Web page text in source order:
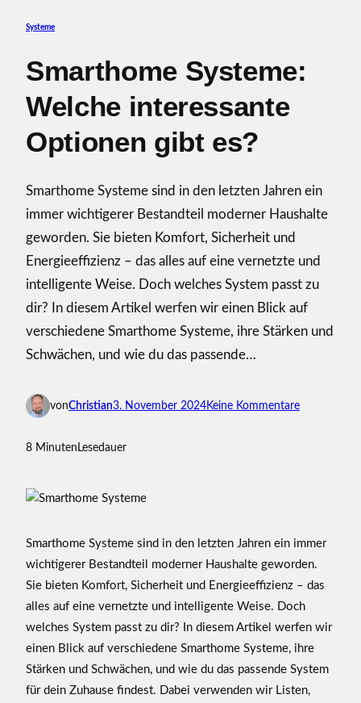
Systeme
Smarthome Systeme:
Welche interessante
Optionen gibt es?
Smarthome Systeme sind in den letzten Jahren ein
immer wichtigerer Bestandteil moderner Haushalte
geworden. Sie bieten Komfort, Sicherheit und
Energieeffizienz – das alles auf eine vernetzte und
intelligente Weise. Doch welches System passt zu
dir? In diesem Artikel werfen wir einen Blick auf
verschiedene Smarthome Systeme, ihre Stärken und
Schwächen, und wie du das passende…
vonChristian3. November 2024Keine Kommentarez
h
o
e
t
e
8 Minuten Lesedauer
Smarthome Systeme sind in den letzten Jahren ein immer
wichtigerer Bestandteil moderner Haushalte geworden.
Sie bieten Komfort, Sicherheit und Energieeffizienz – das
alles auf eine vernetzte und intelligente Weise. Doch
welches System passt zu dir? In diesem Artikel werfen wir
einen Blick auf verschiedene Smarthome Systeme, ihre
Stärken und Schwächen, und wie du das passende System
für dein Zuhause findest. Dabei verwenden wir Listen,